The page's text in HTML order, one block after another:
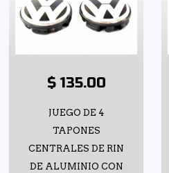
$ 135.00
JUEGO DE 4
TAPONES
CENTRALES DE RIN
DE ALUMINIO CON